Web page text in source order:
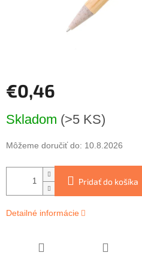
€0,46
cena:
Skladom (>5 KS)
Môžeme doručiť do: 10.8.2026
Pridať do košíka
Detailné informácie